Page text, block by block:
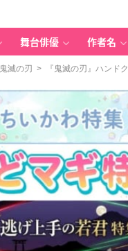
舞台俳優 作者名
鬼滅の刃 > 『鬼滅の刃』ハンド